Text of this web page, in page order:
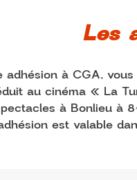
Les
à CGA,
au cinéma « La
à Bonlieu à
est valable